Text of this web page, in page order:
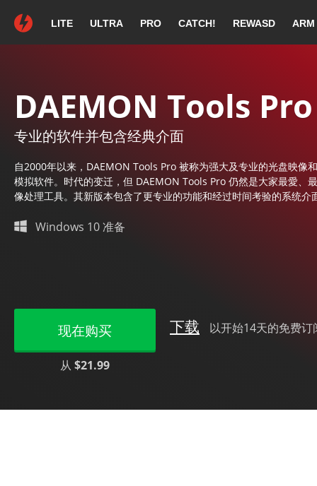
LITE ULTRA PRO CATCH! REWASD ARM
DAEMON Tools
专业的软件并包含经典介面
自2000年以来，DAEMON Tools Pro 被称为强大及专业的光盘映像
模拟软件。时代的变迁，但 DAEMON Tools Pro 仍然是大家最愛、
像处理工具。其新版本包含了更专业的功能和经过时间考验的系统介
Windows 10 准备
现在购买
从 $21.99
下载 以开始14天的免费订
跟随屏幕指示继续安装.